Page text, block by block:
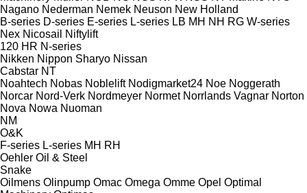
Nagano Nederman Nemek Neuson New Holland
B-series D-series E-series L-series LB MH NH RG W-series
Nex Nicosail
Niftylift
120 HR N-series
Nikken Nippon Sharyo Nissan
Cabstar NT
Noahtech Nobas Noblelift Nodigmarket24 Noe Noggerath
Norcar Nord-Verk Nordmeyer Normet Norrlands Vagnar Norton
Nova Nowa Nuoman
NM
O&K
F-series L-series MH RH
Oehler Oil & Steel
Snake
Oilmens Olinpump Omac Omega Omme Opel Optimal